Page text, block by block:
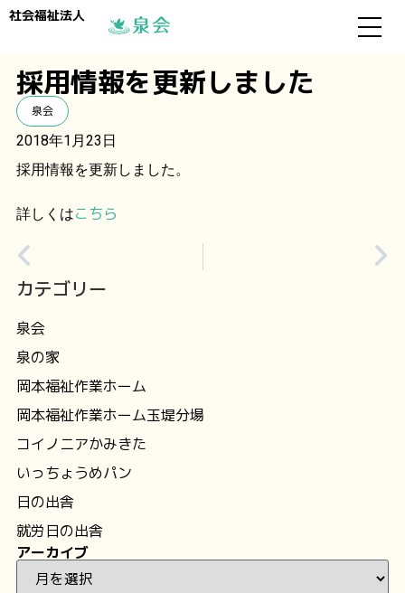
社会福祉法人
採用情報を更新しました
泉会
2018年1月23日
採用情報を更新しました。
詳しくはこちら
カテゴリー
泉会
泉の家
岡本福祉作業ホーム
岡本福祉作業ホーム玉堤分場
コイノニアかみきた
いっちょうめパン
日の出舎
就労日の出舎
アーカイブ